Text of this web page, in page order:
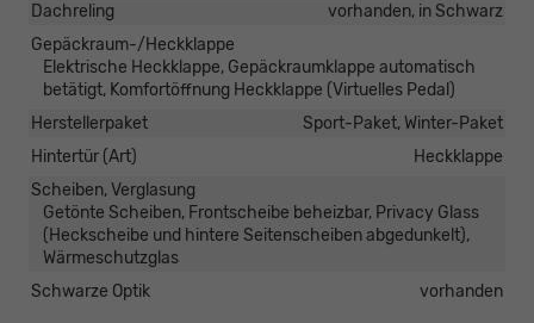
Dachreling
vorhanden, in Schwarz
Gepäckraum-/Heckklappe
Elektrische Heckklappe, Gepäckraumklappe automatisch
betätigt, Komfortöffnung Heckklappe (Virtuelles Pedal)
Herstellerpaket
Sport-Paket, Winter-Paket
Hintertür (Art)
Heckklappe
Scheiben, Verglasung
Getönte Scheiben, Frontscheibe beheizbar, Privacy Glass
(Heckscheibe und hintere Seitenscheiben abgedunkelt),
Wärmeschutzglas
Schwarze Optik
vorhanden